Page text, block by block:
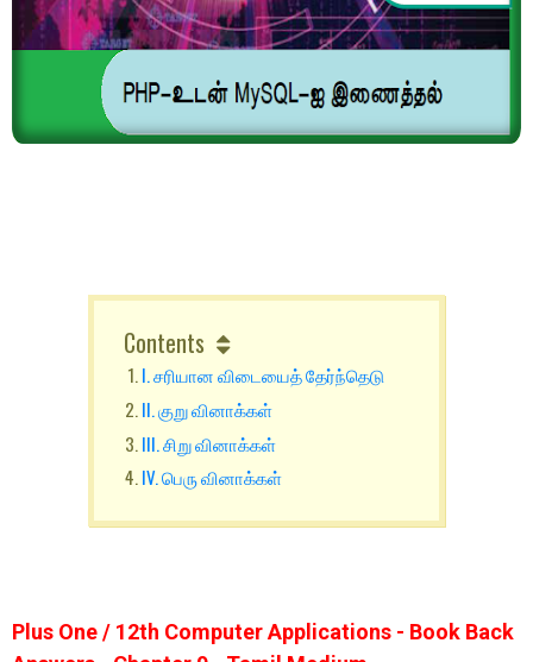
Contents
I. சரியான விடையைத் தேர்ந்தெடு
II. குறு வினாக்கள்
III. சிறு வினாக்கள்
IV. பெரு வினாக்கள்
Plus One / 12th Computer Applications - Book Back